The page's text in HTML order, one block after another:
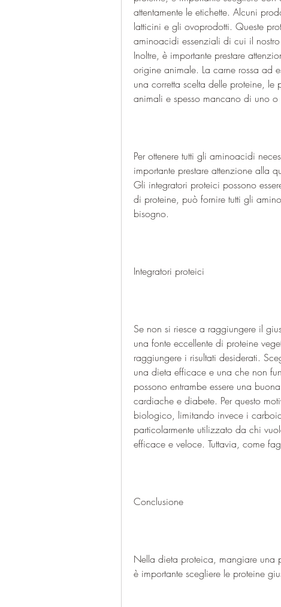
attentamente le etichette. Alcuni
latticini e gli ovoprodotti. Queste
aminoacidi essenziali di cui il
Inoltre, è importante prestare
origine animale. La carne rossa ad
una corretta scelta delle proteine,
animali e spesso mancano di uno
Per ottenere tutti gli aminoacidi
importante prestare attenzione alla
Gli integratori proteici possono
di proteine, può fornire tutti gli
bisogno.
Integratori proteici
Se non si riesce a raggiungere il
una fonte eccellente di proteine
raggiungere i risultati desiderati.
una dieta efficace e una che non
possono entrambe essere una
cardiache e diabete. Per questo
biologico, limitando invece i
particolarmente utilizzato da chi
efficace e veloce. Tuttavia, come
Conclusione
Nella dieta proteica, mangiare
è importante scegliere le proteine